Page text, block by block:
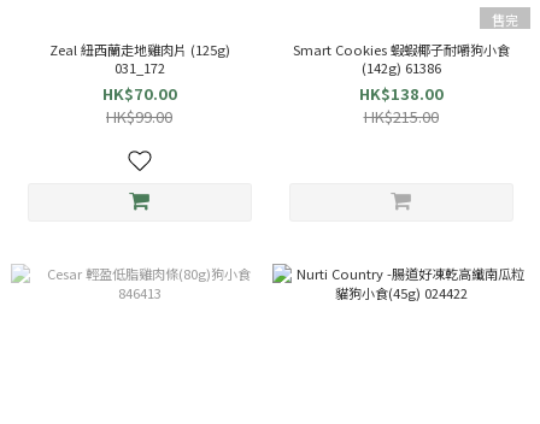
Zeal 紐西蘭走地雞肉片 (125g)
031_172
HK$70.00
HK$99.00
售完
Smart Cookies 蝦蝦椰子耐嚼狗小食
(142g) 61386
HK$138.00
HK$215.00